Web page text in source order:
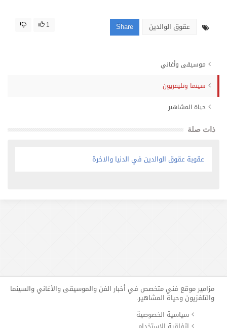
1 عقوق الوالدين Share
موسيقى وأغاني
سينما وتليفزيون
حياة المشاهير
ذات صلة
عقوبة عقوق الوالدين في الدنيا والاخرة
مزامير موقع فني متخصص في أخبار الفن والموسيقى والأغاني والسينما
والتلفزيون وحياة المشاهير.
سياسية الخصوصية